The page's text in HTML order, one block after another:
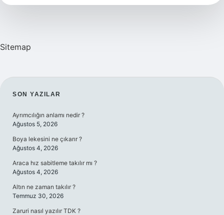
Anlaşılır
Sitemap
SIDEBAR
SON YAZILAR
Ayrımcılığın anlamı nedir ?
Ağustos 5, 2026
Boya lekesini ne çıkarır ?
Ağustos 4, 2026
Araca hız sabitleme takılır mı ?
Ağustos 4, 2026
Altın ne zaman takılır ?
Temmuz 30, 2026
Zaruri nasıl yazılır TDK ?